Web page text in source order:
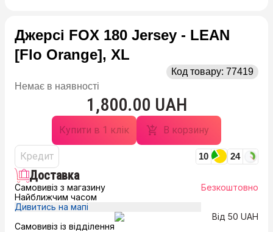
Джерсі FOX 180 Jersey - LEAN
[Flo Orange], XL
Код товару: 77419
Немає в наявності
1,800.00 UAH
Купити в 1 клік В корзину
Кредит 10 24
Доставка
Самовивіз з магазину
Найближчим часом
Дивитись на мапі
Безкоштовно
Самовивіз із відділення
Від 50 UAH